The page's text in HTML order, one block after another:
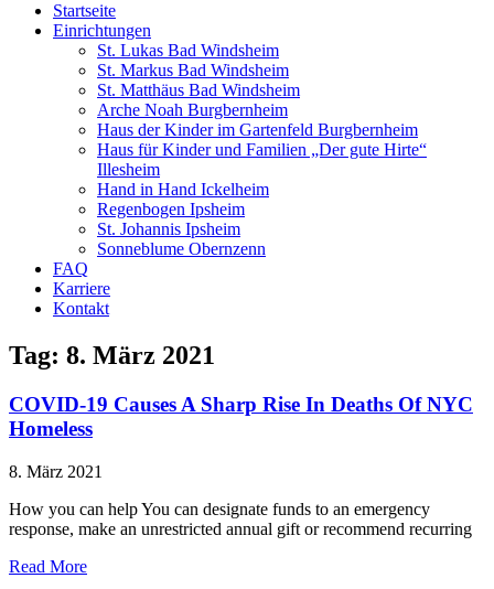
Startseite
Einrichtungen
St. Lukas Bad Windsheim
St. Markus Bad Windsheim
St. Matthäus Bad Windsheim
Arche Noah Burgbernheim
Haus der Kinder im Gartenfeld Burgbernheim
Haus für Kinder und Familien „Der gute Hirte“
Illesheim
Hand in Hand Ickelheim
Regenbogen Ipsheim
St. Johannis Ipsheim
Sonneblume Obernzenn
FAQ
Karriere
Kontakt
Tag: 8. März 2021
COVID-19 Causes A Sharp Rise In Deaths Of NYC
Homeless
8. März 2021
How you can help You can designate funds to an emergency
response, make an unrestricted annual gift or recommend recurring
Read More